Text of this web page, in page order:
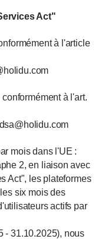
Act"
à l'article
à l'art.
mois dans l'UE :
2, en liaison avec
Act", les plateformes
six mois des
actifs par
- 31.10.2025), nous